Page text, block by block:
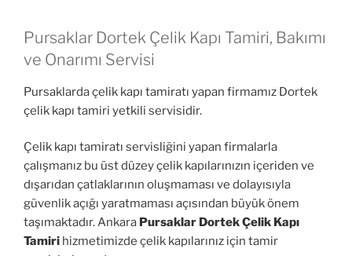
Pursaklar Dortek Çelik Kapı Tamiri, Bakımı
ve Onarımı Servisi
Pursaklarda çelik kapı tamiratı yapan firmamız Dortek
çelik kapı tamiri yetkili servisidir.
Çelik kapı tamiratı servisliğini yapan firmalarla
çalışmanız bu üst düzey çelik kapılarınızın içeriden ve
dışarıdan çatlaklarının oluşmaması ve dolayısıyla
güvenlik açığı yaratmaması açısından büyük önem
taşımaktadır. Ankara Pursaklar Dortek Çelik Kapı
Tamiri hizmetimizde çelik kapılarınız için tamir